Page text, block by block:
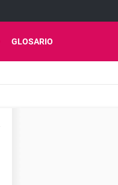
GLOSARIO